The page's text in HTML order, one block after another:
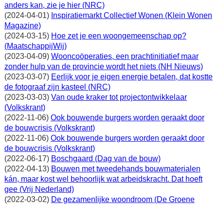
anders kan, zie je hier (NRC)
(2024-04-01) Inspiratiemarkt Collectief Wonen (Klein Wonen
Magazine)
(2024-03-15) Hoe zet je een woongemeenschap op?
(MaatschappijWij)
(2023-04-09) Wooncoöperaties, een prachtinitiatief maar
zonder hulp van de provincie wordt het niets (NH Nieuws)
(2023-03-07) Eerlijk voor je eigen energie betalen, dat kostte
de fotograaf zijn kasteel (NRC)
(2023-03-03) Van oude kraker tot projectontwikkelaar
(Volkskrant)
(2022-11-06) Ook bouwende burgers worden geraakt door
de bouwcrisis (Volkskrant)
(2022-11-06) Ook bouwende burgers worden geraakt door
de bouwcrisis (Volkskrant)
(2022-06-17) Boschgaard (Dag van de bouw)
(2022-04-13) Bouwen met tweedehands bouwmaterialen
kán, maar kost wel behoorlijk wat arbeidskracht. Dat hoeft
gee (Vrij Nederland)
(2022-03-02) De gezamenlijke woondroom (De Groene